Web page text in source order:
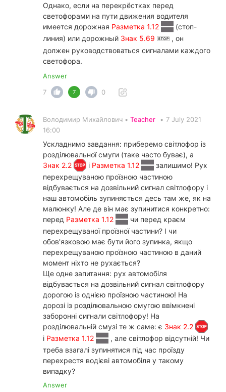
Однако, если на перекрёстках перед
светофорами на пути движения водителя
имеется дорожная Разметка 1.12
(стоп-
линия) или дорожный Знак 5.69
, он
должен руководствоваться сигналами каждого
светофора.
Answer
7
7 0
Володимир Михайлович • Teacher • 7 July 2021
16:00
Ускладнимо завдання: приберемо світлофор із
розділювальної смуги (таке часто буває), а
Знак 2.2
і Разметка 1.12
залишимо! Рух
перехрещуваною проїзною частиною
відбувається на дозвільний сигнал світлофору і
наш автомобіль зупиняється десь там же, як на
малюнку! Але де він має зупинитися конкретно:
перед Разметка 1.12
чи перед краєм
перехрещуваної проїзної частини? І чи
обов'язковою має бути його зупинка, якщо
перехрещуваною проїзною частиною в даний
момент ніхто не рухається?
Ще одне запитання: рух автомобіля
відбувається на дозвільний сигнал світлофору
дорогою із однією проїзною частиною! На
дорозі із розділювальною смугою ввімкнені
заборонні сигнали світлофору! На
розділювальній смузі те ж саме: є Знак 2.2
і Разметка 1.12
, але світлофор відсутній! Чи
треба взагалі зупинятися під час проїзду
перехрестя водієві автомобіля у такому
випадку?
Answer